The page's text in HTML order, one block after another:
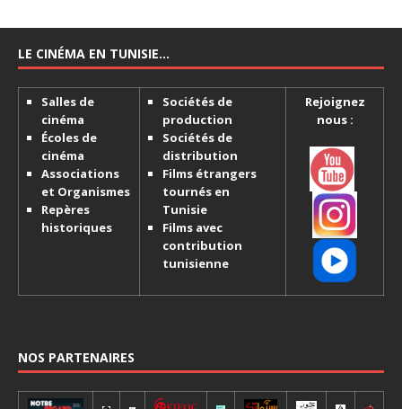
LE CINÉMA EN TUNISIE…
Salles de
cinéma
Écoles de
cinéma
Associations
et Organismes
Repères
historiques
Sociétés de
production
Sociétés de
distribution
Films étrangers
tournés en
Tunisie
Films avec
contribution
tunisienne
Rejoignez
nous :
NOS PARTENAIRES